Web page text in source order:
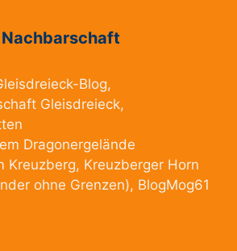
Blog,
Gleisdreieck,
Dragonergelände
Kreuzberg, Kreuzberger Horn
ohne Grenzen), BlogMog61